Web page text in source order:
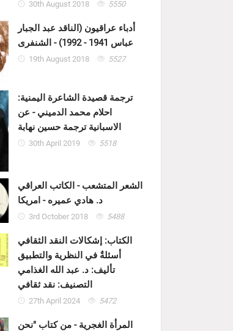
30th August 2018 5550
أدباء عراقيون (الناقد عبد الجبار
عباس 1941 - 1992) - الشنفرى
19th August 2018 5527
ترجمة قصيدة الشاعرة اليمنية:
احلام محمد الدميني - عن
الاسبانية ترجمة حسين نهابة
30th April 2019 5518
الشعر المتشعب - الكاتب العراقي
د. هادي عميره - امريكا
3rd October 2018 5488
الكتاب: إشكالات النقد الثقافي
أسئلةٌ في النظرية والتطبيق
تأليف: د. عبد الله الغذامي
التصنيف: نقد ثقافي
27th April 2024 5472
المرأة الغجرية - من كتاب "نحن